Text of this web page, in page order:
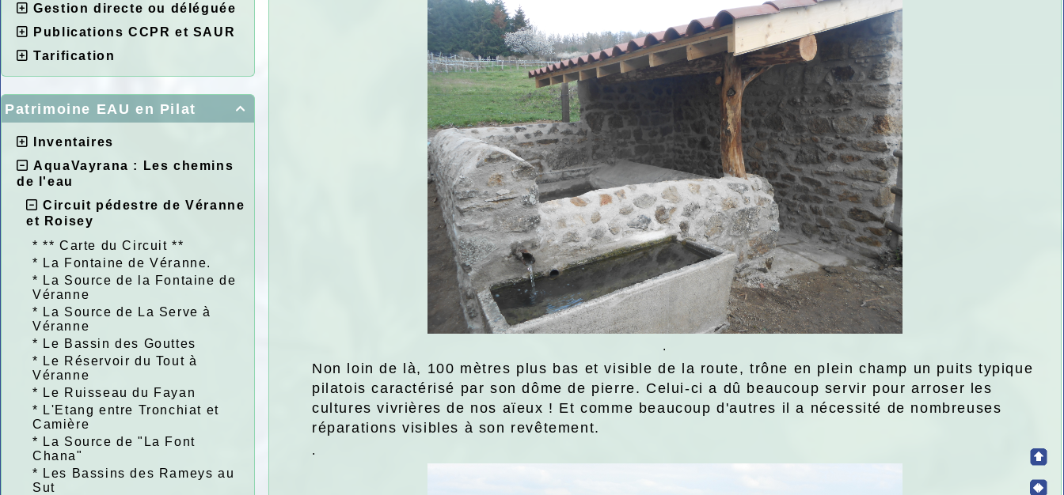
Gestion directe ou déléguée
Publications CCPR et SAUR
Tarification

Patrimoine EAU en Pilat
Inventaires
AquaVayrana : Les chemins
de l'eau
Circuit pédestre de Véranne
et Roisey
*** Carte du Circuit **
* La Fontaine de Véranne.
* La Source de la Fontaine de
Véranne
* La Source de La Serve à
Véranne
* Le Bassin des Gouttes
* Le Réservoir du Tout à
Véranne
* Le Ruisseau du Fayan
* L'Etang entre Tronchiat et
Camière
* La Source de "La Font
Chana"
* Les Bassins des Rameys au
Sut
.
Non loin de là, 100 mètres plus bas et visible de la route, trône en plein champ un puits typique
pilatois caractérisé par son dôme de pierre. Celui-ci a dû beaucoup servir pour arroser les
cultures vivrières de nos aïeux ! Et comme beaucoup d'autres il a nécessité de nombreuses
réparations visibles à son revêtement.
.